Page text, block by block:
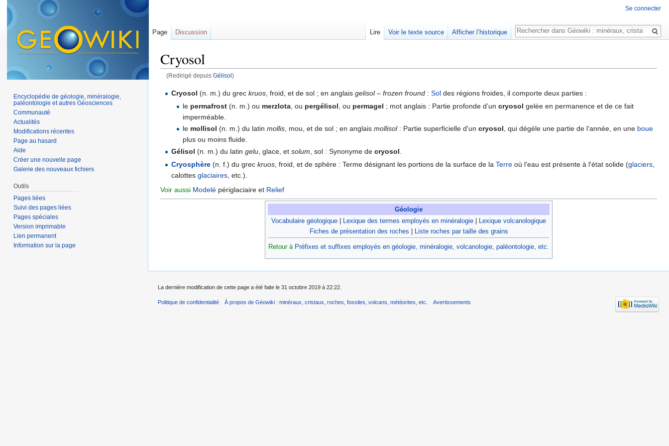
Cryosol
(Redirigé depuis Gélisol )
Cryosol (n. m.) du greckruos , froid, et de sol ; en anglaisgelisol – frozen fround :Sol des régions froides, il comporte deux parties :
le permafrost(n. m.) ou merzlota, ou pergélisol , ou permagel ; mot anglais : Partie profonde d’un cryosol gelée en permanence et de ce fait
imperméable.
le mollisol (n. m.) du latin mollis, mou, et de sol ; en anglais mollisol: Partie superficielle d'un cryosol, qui dégèle une partie de l’année, en une boue
plus ou moins fluide.
Gélisol (n. m.) du latingelu , glace, etsolum , sol : Synonyme decryosol
Cryosphère (n. f.) du greckruos , froid, et de sphère : Terme désignant les portions de la surface de laTerre où l'eau est présente à l'état solide (glaciers
calottesglaciaires , etc.).
Voir aussi Modelé périglaciaire et Relief
Géologie
Vocabulaire géologique | Lexique des termes employés en minéralogie | Lexique volcanologique
Fiches de présentation des roches | Liste roches par taille des grains
Retour à Préfixes et suffixes employés en géologie, minéralogie, volcanologie, paléontologie, etc.‎
Se connecter
Page Discussion Lire Voir le texte source Afficher l’historique
Rechercher
Encyclopédie de géologie, minéralogie,
paléontologie et autres Géosciences
Communauté
Actualités
Modifications récentes
Page au hasard
Aide
Créer une nouvelle page
Galerie des nouveaux fichiers
Outils
Pages liées
Suivi des pages liées
Pages spéciales
Version imprimable
Lien permanent
Information sur la page
La dernière modification de cette page a été faite le 31 octobre 2019 à 22:22.
Politique de confidentialité À propos de Géowiki : minéraux, cristaux, roches, fossiles, volcans, météorites, etc. Avertissements